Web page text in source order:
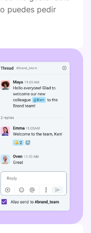
ajusten a las
puedes pedir